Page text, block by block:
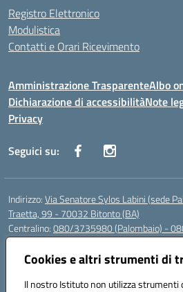
Cookies e altri strumenti di
Il nostro Istituto non utilizza strumenti
Registro Elettronico
Modulistica
Contatti e Orari Ricevimento
Amministrazione TrasparenteAlbo
Dichiarazione di accessibilitàNote
Privacy
Seguici su:
Indirizzo:Via Senatore Sylos Labini (sede
Traetta, 99 - 70032 Bitonto (BA)
Centralino:080/3735980 (Palombaio) -
Email:
Posta elettronica certificata (PEC):
Codice fiscale: 93360210723